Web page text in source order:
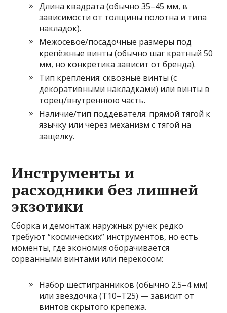
Длина квадрата (обычно 35–45 мм, в
зависимости от толщины полотна и типа
накладок).
Межосевое/посадочные размеры под
крепёжные винты (обычно шаг кратный 50
мм, но конкретика зависит от бренда).
Тип крепления: сквозные винты (с
декоративными накладками) или винты в
торец/внутреннюю часть.
Наличие/тип поддевателя: прямой тягой к
язычку или через механизм с тягой на
защёлку.
Инструменты и
расходники без лишней
экзотики
Сборка и демонтаж наружных ручек редко
требуют “космических” инструментов, но есть
моменты, где экономия оборачивается
сорванными винтами или перекосом:
Набор шестигранников (обычно 2.5–4 мм)
или звёздочка (T10–T25) — зависит от
винтов скрытого крепежа.